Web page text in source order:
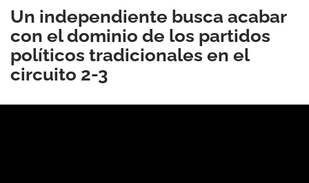
Un independiente busca acabar
con el dominio de los partidos
políticos tradicionales en el
circuito 2-3